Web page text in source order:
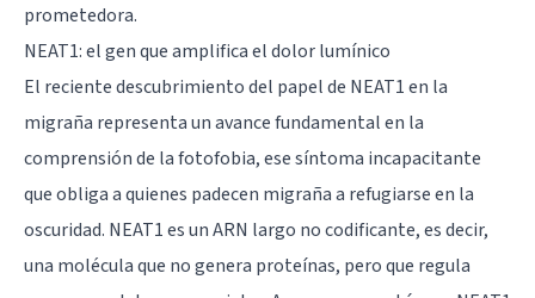
prometedora.
NEAT1: el gen que amplifica el dolor lumínico
El reciente descubrimiento del papel de NEAT1 en la
migraña representa un avance fundamental en la
comprensión de la fotofobia, ese síntoma incapacitante
que obliga a quienes padecen migraña a refugiarse en la
oscuridad. NEAT1 es un ARN largo no codificante, es decir,
una molécula que no genera proteínas, pero que regula